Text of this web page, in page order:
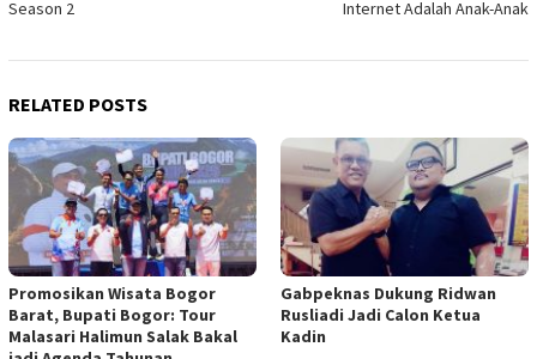
Season 2
Internet Adalah Anak-Anak
RELATED POSTS
Promosikan Wisata Bogor
Barat, Bupati Bogor: Tour
Malasari Halimun Salak Bakal
Gabpeknas Dukung Ridwan
Rusliadi Jadi Calon Ketua
Kadin